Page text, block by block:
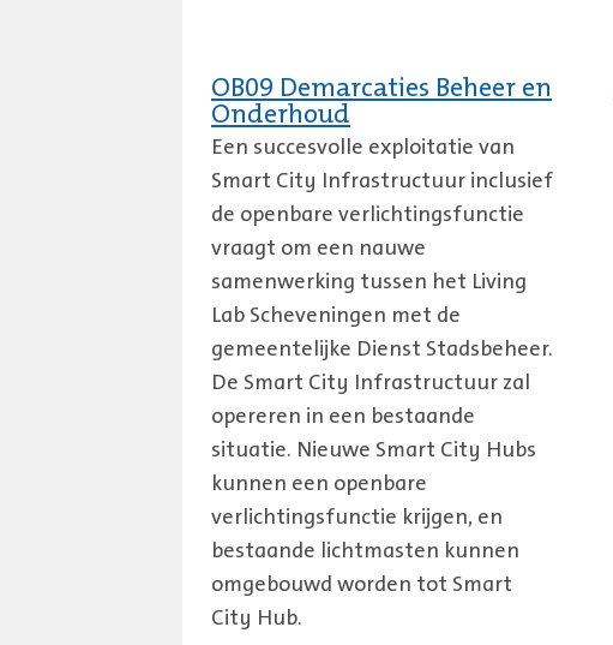
OB09 Demarcaties Beheer en
Onderhoud
Een succesvolle exploitatie van
Smart City Infrastructuur inclusief
de openbare verlichtingsfunctie
vraagt om een nauwe
samenwerking tussen het Living
Lab Scheveningen met de
gemeentelijke Dienst Stadsbeheer.
De Smart City Infrastructuur zal
opereren in een bestaande
situatie. Nieuwe Smart City Hubs
kunnen een openbare
verlichtingsfunctie krijgen, en
bestaande lichtmasten kunnen
omgebouwd worden tot Smart
City Hub.